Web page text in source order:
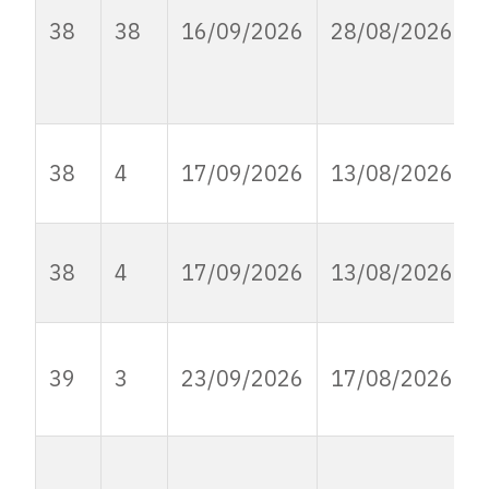
38 38 16/09/2026 28/08/2026
38 4 17/09/2026 13/08/2026
38 4 17/09/2026 13/08/2026
39 3 23/09/2026 17/08/2026